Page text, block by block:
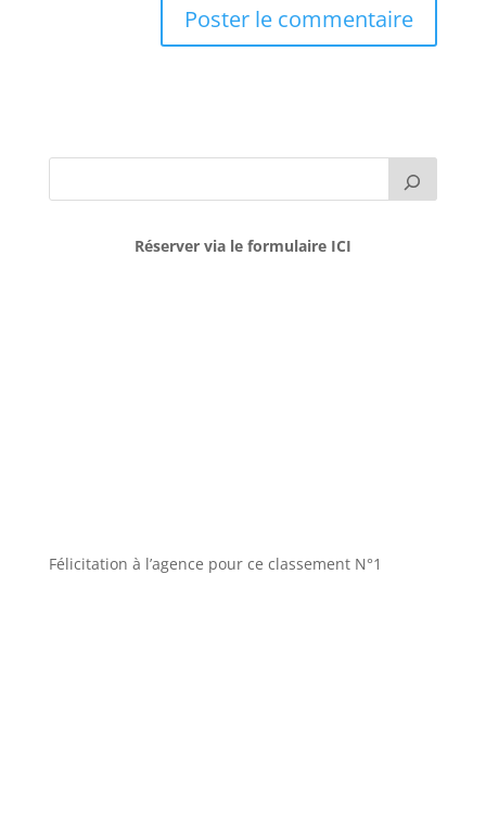
Réserver via le formulaire ICI
Félicitation à l’agence pour ce classement N°1